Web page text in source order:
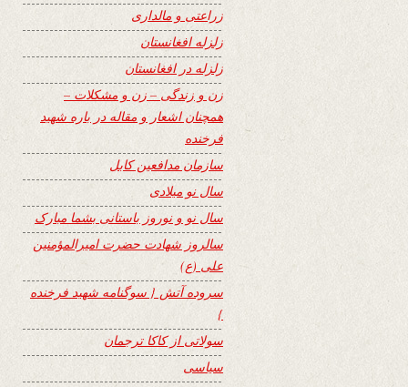
زراعتی و مالداری
زلزله افغانستان
زلزله در افغانستان
زن و زندگی – زن و مشکلات –
همچنان اشعار و مقاله در باره شهید
فرخنده
سازمان مدافعین کابل
سال نو میلادی
سال نو و نوروز باستانی بشما مبارک
سالروز شهادت حضرت امیرالمؤمنین
علی (ع)
سروده آتش { سوگنامه شهید فرخنده
}
سولاتی از کاکا ترجمان
سیاسی